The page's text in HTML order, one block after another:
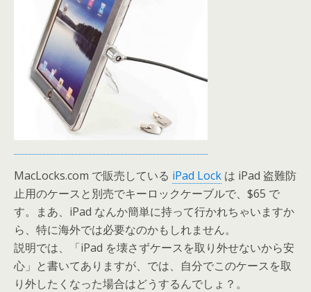
MacLocks.com で販売している iPad Lock は iPad 盗難防
止用のケースと別売でキーロックケーブルで、$65 で
す。まあ、iPad なんか簡単に持って行かれちゃいますか
ら、特に海外では必要なのかもしれません。
説明では、「iPad を壊さずケースを取り外せないから安
心」と書いてありますが、では、自分でこのケースを取
り外したくなった場合はどうするんでしょ？。